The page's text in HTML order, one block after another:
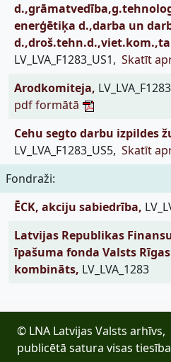
enerģētiķa d.,darba un
LV_LVA_F1283_US1, Skatīt
Arodkomiteja,
pdf formātā
Cehu segto darbu izpildes
LV_LVA_F1283_US5, Skatīt
Fondraži:
ĒCK, akciju sabiedrība,
Latvijas Republikas
īpašuma fonda Valsts
kombināts, LV_LVA_1283
© LNA Latvijas Valsts arhīvs,
publicētā satura visas